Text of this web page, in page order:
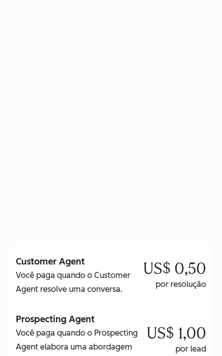
Customer Agent
Você paga quando o Customer
Agent resolve uma conversa.
US$ 0,50
por resolução
Prospecting Agent
Você paga quando o Prospecting
Agent elabora uma abordagem
US$ 1,00
por lead